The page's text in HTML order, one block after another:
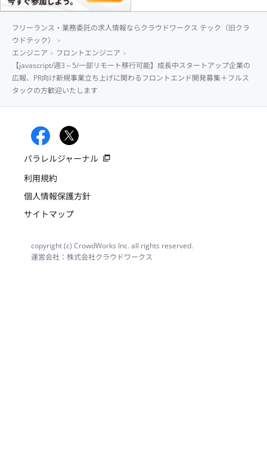
フリーランス・業務委託の求人情報ならクラウドワークス テック（旧クラ
ウドテック）
エンジニア
フロントエンジニア
【javascript/週3～5/一部リモート移行可能】成長中スタートアップ企業の
広報、PR向け新規事業立ち上げに関わるフロントエンド開発募集＋フルス
タックの方歓迎いたします
パラレルジャーナル
利用規約
個人情報保護方針
サイトマップ
copyright (c) CrowdWorks Inc. all rights reserved.
運営会社：株式会社クラウドワークス